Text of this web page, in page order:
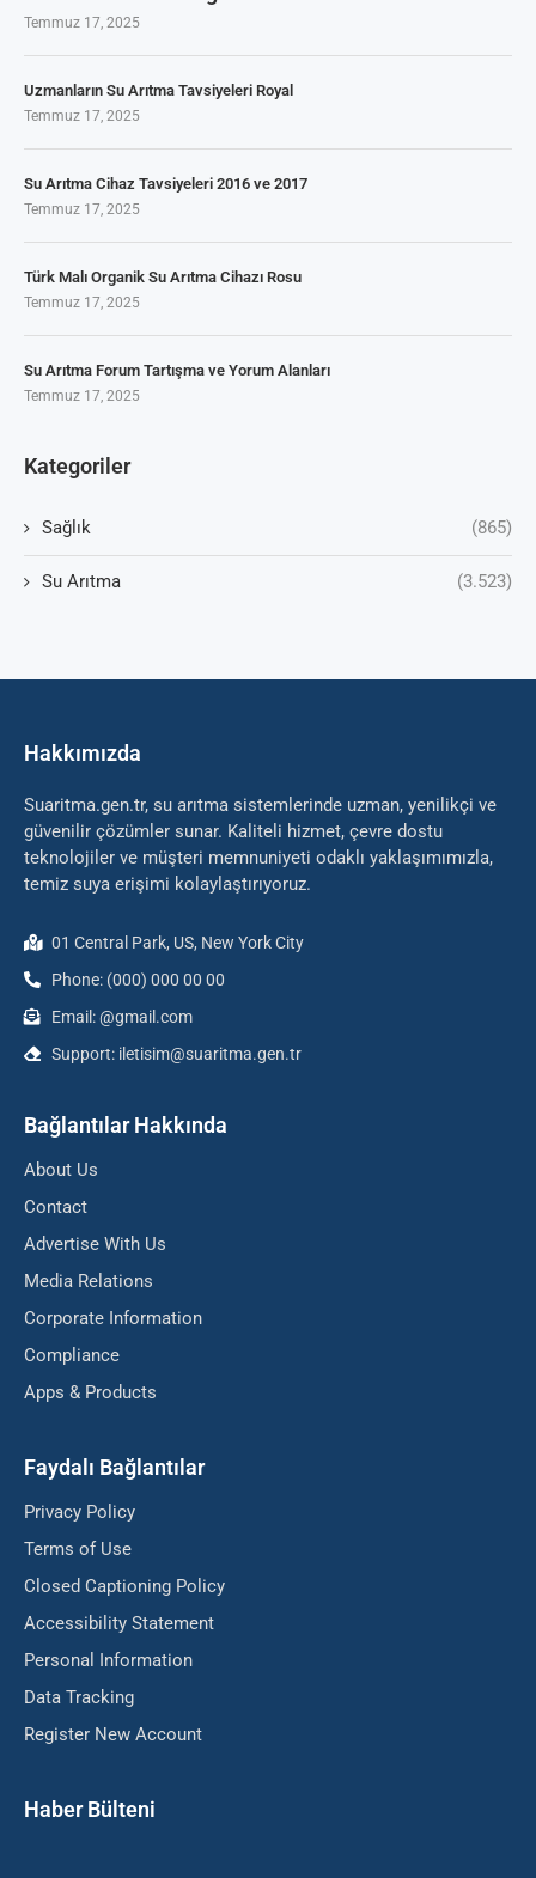
Temmuz 17, 2025
Uzmanların Su Arıtma Tavsiyeleri Royal
Temmuz 17, 2025
Su Arıtma Cihaz Tavsiyeleri 2016 ve 2017
Temmuz 17, 2025
Türk Malı Organik Su Arıtma Cihazı Rosu
Temmuz 17, 2025
Su Arıtma Forum Tartışma ve Yorum Alanları
Temmuz 17, 2025
Kategoriler
Sağlık (865)
Su Arıtma (3.523)
Hakkımızda
Suaritma.gen.tr, su arıtma sistemlerinde uzman, yenilikçi ve
güvenilir çözümler sunar. Kaliteli hizmet, çevre dostu
teknolojiler ve müşteri memnuniyeti odaklı yaklaşımımızla,
temiz suya erişimi kolaylaştırıyoruz.
01 Central Park, US, New York City
Phone: (000) 000 00 00
Email: @gmail.com
Support: iletisim@suaritma.gen.tr
Bağlantılar Hakkında
About Us
Contact
Advertise With Us
Media Relations
Corporate Information
Compliance
Apps & Products
Faydalı Bağlantılar
Privacy Policy
Terms of Use
Closed Captioning Policy
Accessibility Statement
Personal Information
Data Tracking
Register New Account
Haber Bülteni